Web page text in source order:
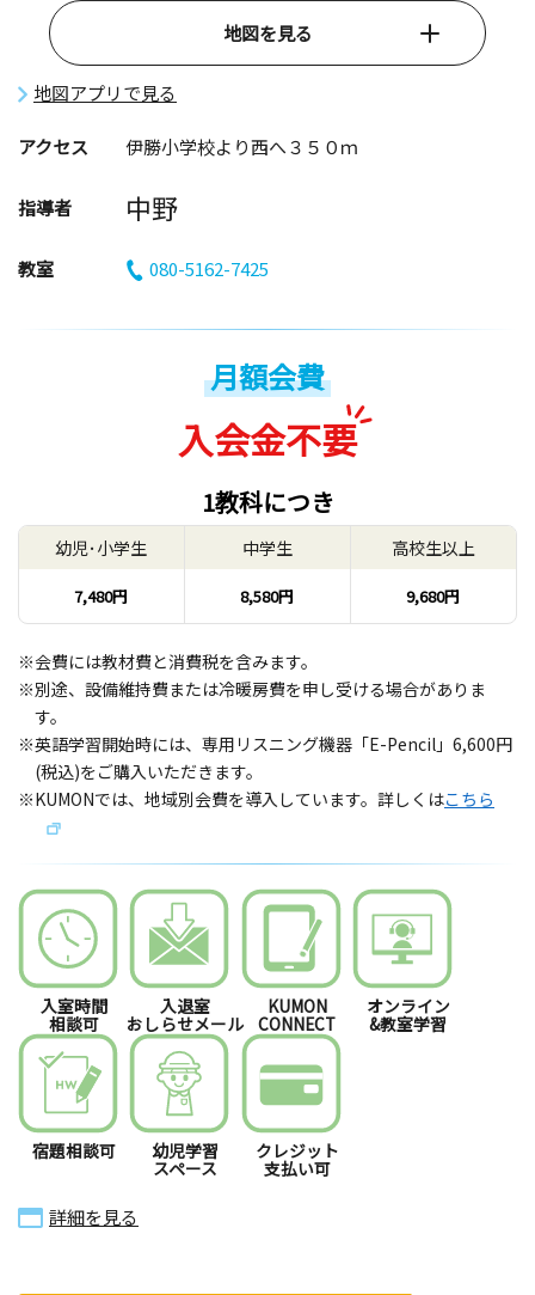
地図を見る
地図アプリで見る
アクセス 伊勝小学校より西へ３５０ｍ
指導者 中野
教室 080-5162-7425
月額会費
入会金不要
1教科につき
幼児･小学生
7,480円
中学生
8,580円
高校生以上
9,680円
※会費には教材費と消費税を含みます。
※別途、設備維持費または冷暖房費を申し受ける場合がありま
す。
※英語学習開始時には、専用リスニング機器「E-Pencil」6,600円
(税込)をご購入いただきます。
※KUMONでは、地域別会費を導入しています。詳しくはこちら
入室時間
相談可
入退室
おしらせメール
KUMON
CONNECT
オンライン
&教室学習
宿題相談可 幼児学習
スペース
クレジット
支払い可
詳細を見る